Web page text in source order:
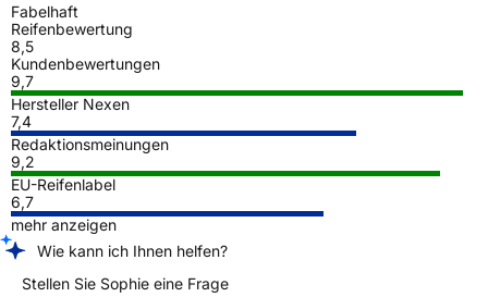
Fabelhaft
Reifenbewertung
8,5
Kundenbewertungen
9,7
Hersteller Nexen
7,4
Redaktionsmeinungen
9,2
EU-Reifenlabel
6,7
mehr anzeigen
Wie kann ich Ihnen helfen?
Stellen Sie Sophie eine Frage